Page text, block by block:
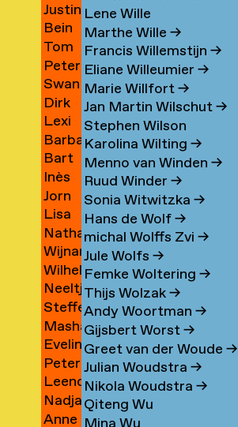
→
Viëtor
Justina
Vilčinskaitė
→
Bein
van
Vilsteren
→
Tom
Vincent
→
Peter
Vink
→
Swan
Vinton
→
Dirk
Vis→
Lexi
Visco
→
Barbara
Visser
→
Bart
Vissers
→
Inès
Vivier
→
Jorn
Vlaanderen
→
Lisa
Vlamings
→
Nathaly
Vlaun
Wijnand
Vlok
→
Wilhelmus
(Pim)
Vlug
→
Neeltje
van
der
Vlugt
→
Steffen
Vogelezang
→
Masha
Volkova
Eveline
Vondeling
Peter
de
Voogt
→
Leendert
Vooijce
→
Nadja
Voorham
Anne
Lene Wille
Marthe Wille→
Francis Willemstijn→
Eliane Willeumier→
Marie Willfort→
Jan Martin Wilschut→
Stephen Wilson
Karolina Wilting→
Menno van Winden→
Ruud Winder→
Sonia Witwitzka→
Hans de Wolf→
michal Wolffs Zvi→
Jule Wolfs→
Femke Woltering→
Thijs Wolzak→
Andy Woortman→
Gijsbert Worst→
Greet van der Woude→
Julian Woudstra→
Nikola Woudstra→
Qiteng Wu